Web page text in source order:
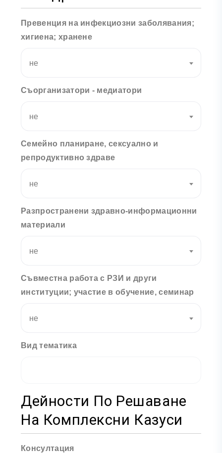
Превенция на инфекциозни заболявания;
хигиена; хранене
не
Съорганизатори - медиатори
не
Семейно планиране, сексуално и
репродуктивно здраве
не
Разпространени здравно-информационни
материали
не
Съвместна работа с РЗИ и други
институции; участие в обучение, семинар
не
Вид тематика
Дейности По Решаване
На Комплексни Казуси
Консултация